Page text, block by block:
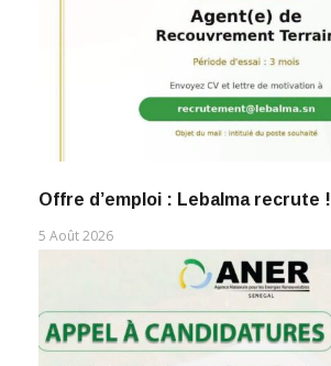
Offre d’emploi : Lebalma recrute !
5 Août 2026